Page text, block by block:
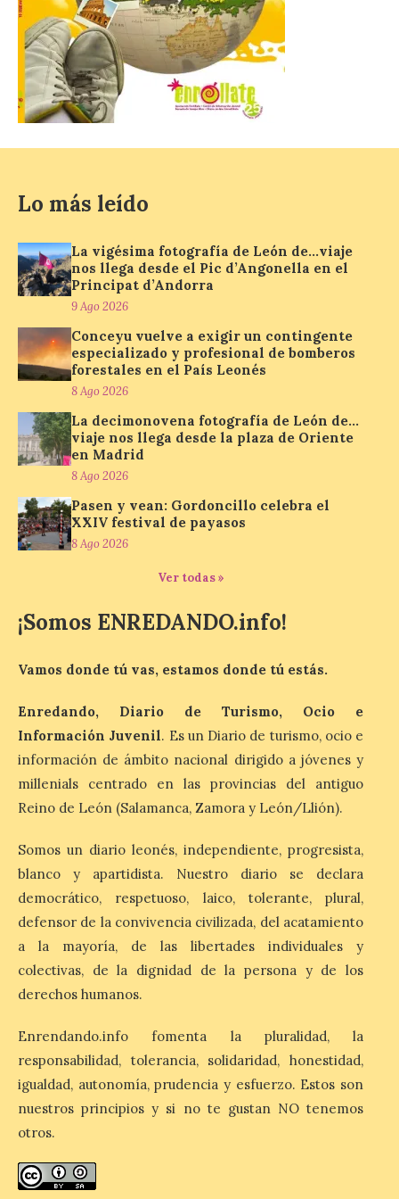
El próximo 12 de agosto
se producirá el fenómeno
natural excepcional que
podrá verse en muchos
puntos de la comarca,
pero hay que recordar que la observación
debe hacerse siguiendo las pautas de
seguridad recomendadas. La Comarca de
La vigésima fotografía de
desde el Pic d’Angonella
en el Principat d’Andorra
9 Ago 2026
Nueva edición de León
de…viaje. Una iniciativa
juvenil de la Asociación
Enróllate, la Asociación
Conceyu País Llionés y el Diario de
Turismo, Ocio e Información para
jóvenes “Enredando.info”. Miguel Robles
nos envía la vigésima fotografía de […]
Concierto del Iberia
Plaza del Ayuntamiento de
9 Ago 2026
internacional que se
celebra en el mes de
agosto en la localidad
gallega de Merza, dedicado a la marimba y
Ayuntamiento de Ponferrada acogerá
este domingo, […]
MADO Madrid Orgullo
2026 vuelve a situarse
como uno de los
principales motores
económicos y turísticos de
Madrid
9 Ago 2026
1,4 % respecto al año
pasado y un 4,6 % frente a
un periodo estándar. Por
categorías, el alojamiento
gasto, con un 25,9 % del total, seguido por
Lo más leído
La vigésima fotografía de León de…viaje
nos llega desde el Pic d’Angonella en el
Principat d’Andorra
9 Ago 2026
Conceyu vuelve a exigir un contingente
especializado y profesional de bomberos
forestales en el País Leonés
8 Ago 2026
La decimonovena fotografía de León de…
viaje nos llega desde la plaza de Oriente
en Madrid
8 Ago 2026
Pasen y vean: Gordoncillo celebra el
XXIV festival de payasos
8 Ago 2026
Ver todas »
¡Somos ENREDANDO.info!
Vamos donde tú vas, estamos donde tú estás.
Enredando, Diario de Turismo, Ocio e
Información Juvenil. Es un Diario de turismo, ocio e
información de ámbito nacional dirigido a jóvenes y
millenials centrado en las provincias del antiguo
Reino de León (Salamanca, Zamora y León/Llión).
Somos un diario leonés, independiente, progresista,
blanco y apartidista. Nuestro diario se declara
democrático, respetuoso, laico, tolerante, plural,
defensor de la convivencia civilizada, del acatamiento
a la mayoría, de las libertades individuales y
colectivas, de la dignidad de la persona y de los
derechos humanos.
Enrendando.info fomenta la pluralidad, la
responsabilidad, tolerancia, solidaridad, honestidad,
igualdad, autonomía, prudencia y esfuerzo. Estos son
nuestros principios y si no te gustan NO tenemos
otros.